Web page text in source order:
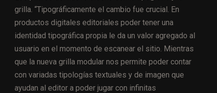
grilla. “Tipográficamente el cambio fue crucial. En
productos digitales editoriales poder tener una
identidad tipográfica propia le da un valor agregado al
usuario en el momento de escanear el sitio. Mientras
que la nueva grilla modular nos permite poder contar
con variadas tipologías textuales y de imagen que
ayudan al editor a poder jugar con infinitas